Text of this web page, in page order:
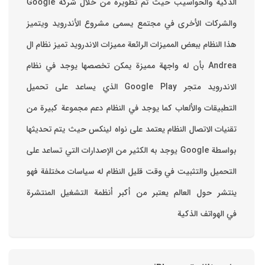
والشركات الأخرى في مجتمع يسمى مشروع الأندرويد ويتميز
هذا النظام ببعض المميزات الرائعة ‏مميزات الاندرويد ‏تميز نظام ال
Andrea بأن له واجهة مميزة يمكن تخصصها ‏يوجد في نظام
الاندرويد متجر Google Play الذي يساعد على تحميل
التطبيقات والألعاب ‏كما يوجد في النظام دعم مجموعة كبيرة من
تقنيات الاتصال ‏النظام يعتمد على نواه لينكس حيث يتم تحديثها
بواسطة ‫Google‬ ‏يوجد به الكثير من الإصدارات التي تساعد على
التحميل والتثبيت في وقت قليل ‏النظام له سياسات مختلفة فهو
ينتشر حول العالم يعتبر من أكبر أنظمة التشغيل المنتشرة
في الهواتف الذكية